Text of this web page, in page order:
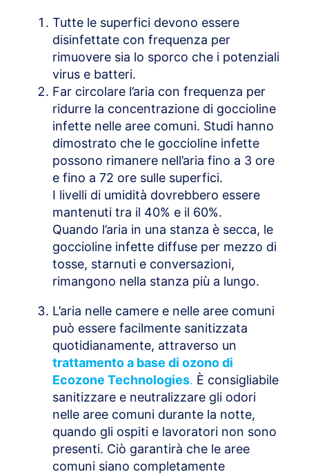
Tutte le superfici devono essere
disinfettate con frequenza per
rimuovere sia lo sporco che i potenziali
virus e batteri.
Far circolare l’aria con frequenza per
ridurre la concentrazione di goccioline
infette nelle aree comuni. Studi hanno
dimostrato che le goccioline infette
possono rimanere nell’aria fino a 3 ore
e fino a 72 ore sulle superfici.
I livelli di umidità dovrebbero essere
mantenuti tra il 40% e il 60%.
Quando l’aria in una stanza è secca, le
goccioline infette diffuse per mezzo di
tosse, starnuti e conversazioni,
rimangono nella stanza più a lungo.
L’aria nelle camere e nelle aree comuni
può essere facilmente sanitizzata
quotidianamente, attraverso un
trattamento a base di ozono di
Ecozone Technologies. È consigliabile
sanitizzare e neutralizzare gli odori
nelle aree comuni durante la notte,
quando gli ospiti e lavoratori non sono
presenti. Ciò garantirà che le aree
comuni siano completamente